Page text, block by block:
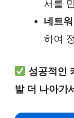
서를
네트
하여
성공적인
발 더 나아가